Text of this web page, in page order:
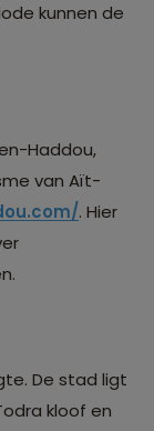
kunnen de
Haddou,
van Aït-
. Hier
De stad ligt
kloof en